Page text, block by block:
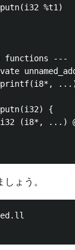
%t1)
---
{
(i8*, ...)
ょう。